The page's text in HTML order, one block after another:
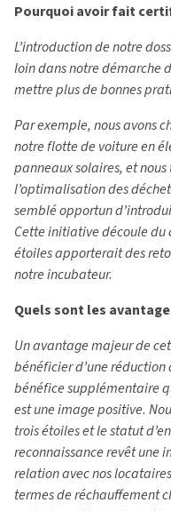
Pourquoi avoir fait
L’introduction de notre
loin dans notre démarche
mettre plus de bonnes
Par exemple, nous avons
notre flotte de voiture en
panneaux solaires, et
l’optimalisation des
semblé opportun
Cette initiative découle du
étoiles apporterait des
notre incubateur.
Quels sont les
Un avantage majeur de
bénéficier d’une réduction
bénéfice supplémentaire
est une image positive.
trois étoiles et le statut
reconnaissance revêt une
relation avec nos
termes de réchauffement